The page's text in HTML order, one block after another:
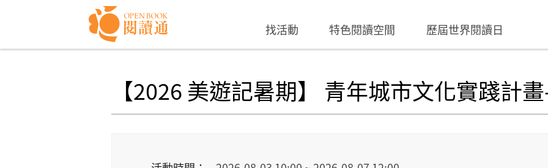
找活動 特色閱讀空間 歷屆世界閱讀日
【2026 美遊記暑期】 青年城市文化實踐計